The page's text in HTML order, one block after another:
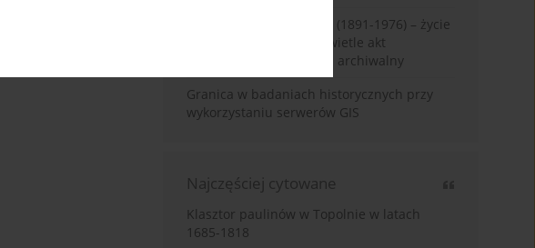
Zygmunt Tadeusz Robel (1891-1976) – życie
i kariera zawodowa w świetle akt
osobowych. Rekonesans archiwalny
Granica w badaniach historycznych przy
wykorzystaniu serwerów GIS
Najczęściej cytowane
Klasztor paulinów w Topolnie w latach
1685-1818